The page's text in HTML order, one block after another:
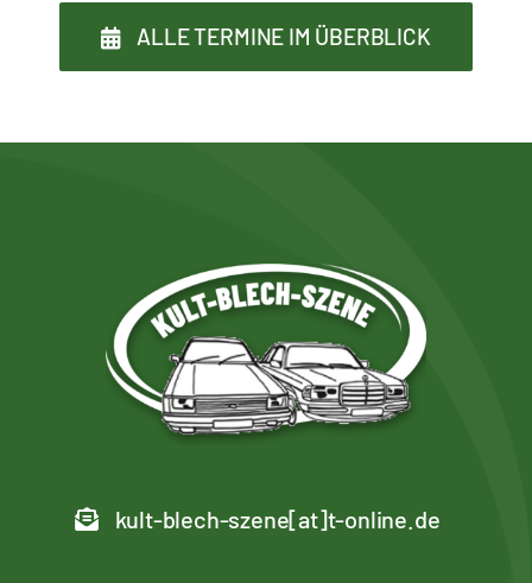
ALLE TERMINE IM ÜBERBLICK
kult-blech-szene[at]t-online.de